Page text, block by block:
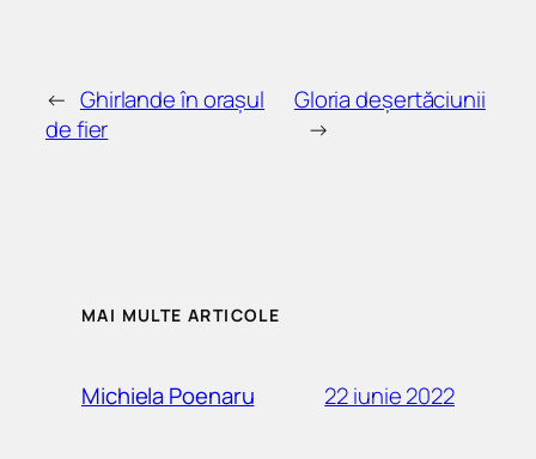
← Ghirlande în orașul
de fier
Gloria deșertăciunii
→
MAI MULTE ARTICOLE
Michiela Poenaru 22 iunie 2022